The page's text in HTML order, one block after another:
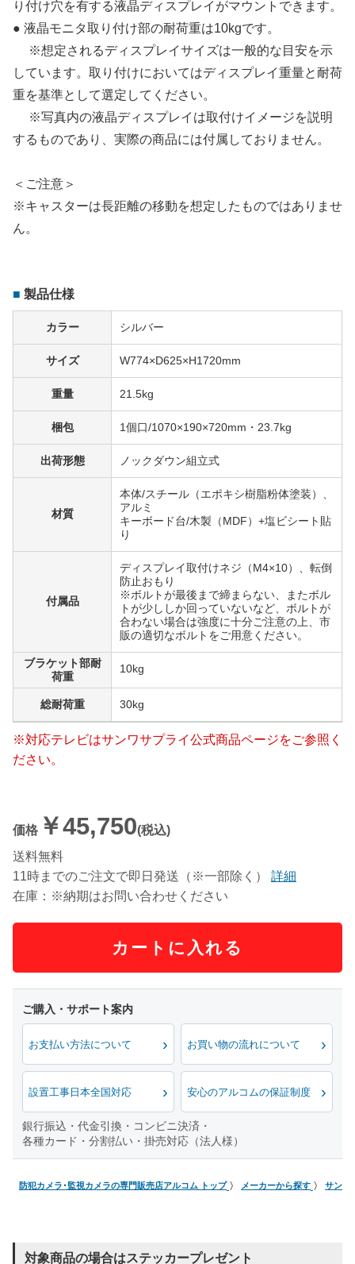
り付け穴を有する液晶ディスプレイがマウントできます。
● 液晶モニタ取り付け部の耐荷重は10kgです。
※想定されるディスプレイサイズは一般的な目安を示
しています。取り付けにおいてはディスプレイ重量と耐荷
重を基準として選定してください。
※写真内の液晶ディスプレイは取付けイメージを説明
するものであり、実際の商品には付属しておりません。
＜ご注意＞
※キャスターは長距離の移動を想定したものではありませ
ん。
製品仕様
カラー シルバー
サイズ W774×D625×H1720mm
重量 21.5kg
梱包 1個口/1070×190×720mm・23.7kg
出荷形態 ノックダウン組立式
材質
本体/スチール（エポキシ樹脂粉体塗装）、
アルミ
キーボード台/木製（MDF）+塩ビシート貼
り
付属品
ディスプレイ取付けネジ（M4×10）、転倒
防止おもり
※ボルトが最後まで締まらない、またボル
トが少ししか回っていないなど、ボルトが
合わない場合は強度に十分ご注意の上、市
販の適切なボルトをご用意ください。
ブラケット部耐
荷重
10kg
総耐荷重 30kg
※対応テレビはサンワサプライ公式商品ページをご参照く
ださい。
価格 ￥45,750(税込)
送料無料
11時までのご注文で即日発送（※一部除く）
詳細
在庫：※納期はお問い合わせください
カートに入れる
お支払い方法について お買い物の流れについて
設置工事日本全国対応 安心のアルコムの保証制度
銀行振込・代金引換・コンビニ決済・
各種カード・分割払い・掛売対応（法人様）
防犯カメラ･監視カメラの専門販売店アルコム トップ メーカーから探す サンワ
対象商品の場合はステッカープレゼント